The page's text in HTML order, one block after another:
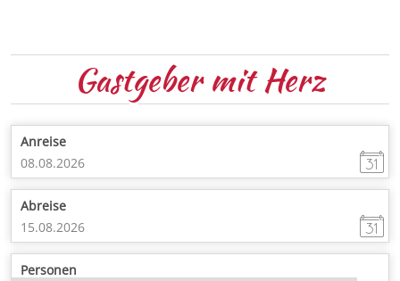
Gastgebermit Herz
Anreise
Abreise
Personen